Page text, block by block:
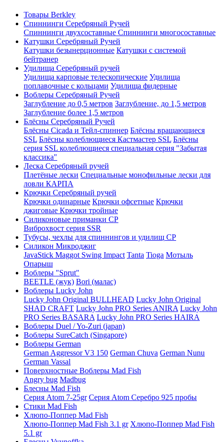
Товары Berkley
Спиннинги Серебряный Ручей
Спиннинги двухсоставные Спиннинги многосоставные
Катушки Серебряный Ручей
Катушки безынерционные Катушки с системой
бейтранер
Удилища Серебряный ручей
Удилища карповые телескопические Удилища
поплавочные с кольцами Удилища фидерные
Воблеры Серебряный Ручей
Заглубление до 0,5 метров Заглубление, до 1,5 метров
Заглубление более 1,5 метров
Блёсны Серебряный Ручей
Блёсны Cicada и Тейл-спиннер Блёсны вращающиеся
SSL Блёсны колеблющиеся Кастмастер SSL Блёсны
серия SSL колеблющиеся специальная серия "Забытая
классика"
Леска Серебряный ручей
Плетёные лески Специальные монофильные лески для
ловли КАРПА
Крючки Серебряный ручей
Крючки одинарные Крючки офсетные Крючки
джиговые Крючки тройные
Силиконовые приманки СР
Виброхвост серия SSR
Тубусы, чехлы для спиннингов и удилищ СР
Силикон Микроджиг
JavaStick Maggot Swing Impact Tanta Tioga Мотыль
Опарыш
Воблеры "Sprut"
BEETLE (жук) Bori (малас)
Воблеры Lucky John
Lucky John Original BULLHEAD Lucky John Original
SHAD CRAFT Lucky John PRO Series ANIRA Lucky John
PRO Series BASARA Lucky John PRO Series HAIRA
Воблеры Duel / Yo-Zuri (japan)
Воблеры SureCatch (Singapore)
Воблеры German
German Aggressor V3 150 German Chuva German Nunu
German Vassal
Поверхностные Воблеры Mad Fish
Angry bug Madbug
Блесны Mad Fish
Серия Atom 7-25gr Серия Atom Серебро 925 пробы
Стики Mad Fish
Хлюпо-Поппер Mad Fish
Хлюпо-Поппер Mad Fish 3.1 gr Хлюпо-Поппер Mad Fish
5.1 gr